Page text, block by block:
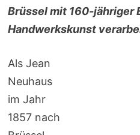
Brüssel mit 160-jähriger
Handwerkskunst
Als Jean
Neuhaus
im Jahr
1857 nach